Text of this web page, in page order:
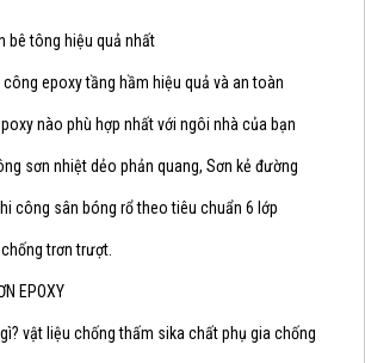
bê tông hiệu quả nhất
epoxy tầng hầm hiệu quả và an toàn
nào phù hợp nhất với ngôi nhà của bạn
sơn nhiệt dẻo phản quang, Sơn kẻ đường
công sân bóng rổ theo tiêu chuẩn 6 lớp
trơn trượt.
EPOXY
vật liệu chống thấm sika chất phụ gia chống